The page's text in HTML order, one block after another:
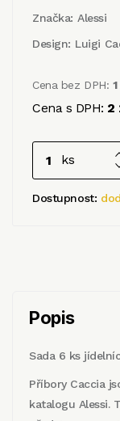
Značka: Alessi
Design: Luigi
Cena bez DPH:
Cena s DPH: 2
ks
Dostupnost:
Popis
Sada 6 ks
Příbory Caccia
katalogu Alessi.